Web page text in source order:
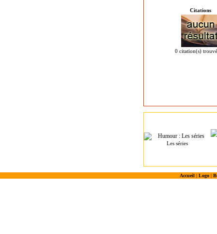
Citations
0 citation(s)
Les séries
Accueil| Logo|